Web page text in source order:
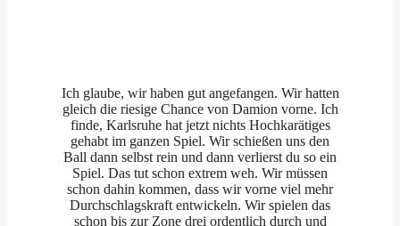
Ich glaube, wir haben gut angefangen. Wir hatten
gleich die riesige Chance von Damion vorne. Ich
finde, Karlsruhe hat jetzt nichts Hochkarätiges
gehabt im ganzen Spiel. Wir schießen uns den
Ball dann selbst rein und dann verlierst du so ein
Spiel. Das tut schon extrem weh. Wir müssen
schon dahin kommen, dass wir vorne viel mehr
Durchschlagskraft entwickeln. Wir spielen das
schon bis zur Zone drei ordentlich durch und